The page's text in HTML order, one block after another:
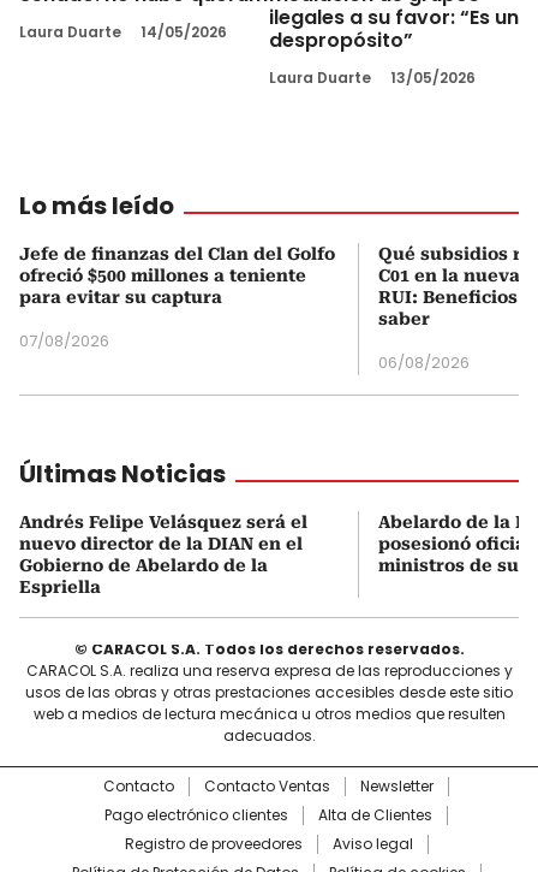
Laura Duarte 14/05/2026
ilegales a su favor: “Es un
despropósito”
Laura Duarte 13/05/2026
Lo más leído
Jefe de finanzas del Clan del Golfo
ofreció $500 millones a teniente
para evitar su captura
07/08/2026
Qué subsidios
C01 en la nueva
RUI: Beneficios
saber
06/08/2026
Últimas Noticias
Andrés Felipe Velásquez será el
nuevo director de la DIAN en el
Gobierno de Abelardo de la
Espriella
Abelardo de la
posesionó
ministros de su
© CARACOL S.A. Todos los derechos reservados.
CARACOL S.A. realiza una reserva expresa de las reproducciones y
usos de las obras y otras prestaciones accesibles desde este sitio
web a medios de lectura mecánica u otros medios que resulten
adecuados.
Contacto Contacto Ventas
Newsletter
Pago electrónico clientes
Alta de Clientes
Registro de proveedores
Aviso legal